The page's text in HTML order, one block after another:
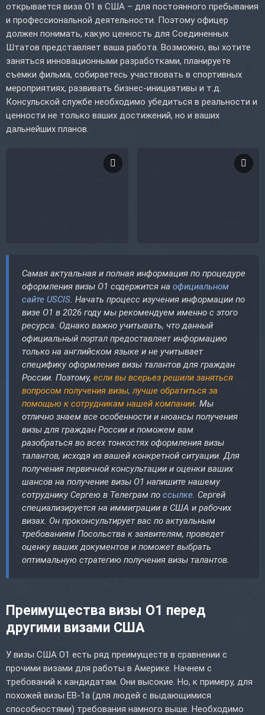
открывается виза O1 в США – для постоянного пребывания
и профессиональной деятельности. Поэтому офицер
должен понимать, какую ценность для Соединенных
Штатов представляет ваша работа. Возможно, вы хотите
заняться инновационными разработками, планируете
съемки фильма, собираетесь участвовать в спортивных
мероприятиях, развивать бизнес-инициативы и т.д.
Консульской службе необходимо убедиться в реальности и
ценности не только ваших достижений, но и ваших
дальнейших планов.
Самая актуальная и полная информация по процедуре
оформления визы O1 содержится на официальном
сайте USCIS. Начать процесс изучения информации по
визе O1 в 2026 году мы рекомендуем именно с этого
ресурса. Однако важно учитывать, что данный
официальный портал предоставляет информацию
только на английском языке и не учитывает
специфику оформления визы талантов для граждан
России. Поэтому, если вы всерьез решили заняться
вопросом получения визы, лучше обратиться за
помощью к сотрудникам нашей компании. Мы
отлично знаем все особенности и нюансы получения
визы для граждан России и поможем вам
разобраться во всех тонкостях оформления визы
талантов, исходя из вашей конкретной ситуации. Для
получения первичной консультации и оценки ваших
шансов на получение визы O1 напишите нашему
сотруднику Сергею в Телеграм по ссылке. Сергей
специализируется на иммиграции в США и рабочих
визах. Он проконсультирует вас по актуальным
требованиям Посольства к заявителям, проведет
оценку ваших документов и поможет выбрать
оптимальную стратегию получения визы талантов.
Преимущества визы O1 перед
другими визами США
У визы США O1 есть ряд преимуществ в сравнении с
прочими визами для работы в Америке. Начнем с
требований к кандидатам. Они высокие. Но, к примеру, для
похожей визы EB-1a (для людей с выдающимися
способностями) требования намного выше. Необходимо